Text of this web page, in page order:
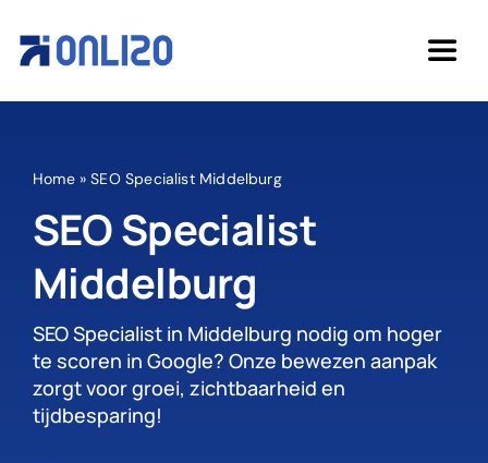
naar
Over ons
Cases
Kennisbank
Home»SEO Specialist Middelburg
SEO Specialist
Middelburg
SEO Specialist in Middelburg nodig om hoger
te scoren in Google? Onze bewezen aanpak
zorgt voor groei, zichtbaarheid en
tijdbesparing!